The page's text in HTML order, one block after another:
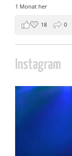
1 Monat her
18 0
Instagram